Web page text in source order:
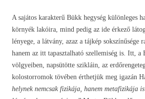
A sajátos karakterű Bükk hegység különleges
környék lakóira, mind pedig az ide érkező
lényege, a látvány, azaz a tájkép sokszínűsége
hanem az itt tapasztalható szellemiség is. Itt, a
völgyeiben, napsütötte szikláin, az
kolostorromok tövében érthetjük meg igazán
helynek nemcsak fizikája, hanem metafizikája is